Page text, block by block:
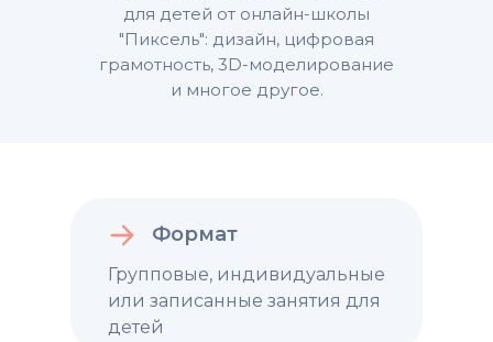
для детей от онлайн-школы
"Пиксель": дизайн, цифровая
грамотность, 3D-моделирование
и многое другое.
Формат
Групповые, индивидуальные
или записанные занятия для
детей